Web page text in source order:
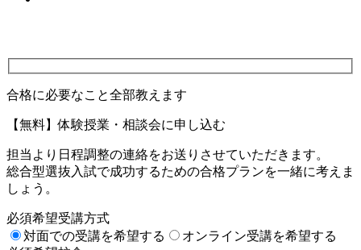
合格に必要なこと全部教えます
【無料】体験授業・相談会に申し込む
担当より日程調整の連絡をお送りさせていただきます。
総合型選抜入試で成功するための合格プランを一緒に考えま
しょう。
必須希望受講方式
対面での受講を希望する
オンライン受講を希望する